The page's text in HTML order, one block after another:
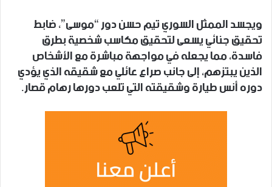
ويجسد الممثل السوري تيم حسن دور “موسى”، ضابط
تحقيق جنائي يسعى لتحقيق مكاسب شخصية بطرق
فاسدة، مما يجعله في مواجهة مباشرة مع الأشخاص
الذين يبتزهم، إلى جانب صراع عائلي مع شقيقه الذي يؤدي
دوره أنس طيارة وشقيقته التي تلعب دورها رهام قصار.